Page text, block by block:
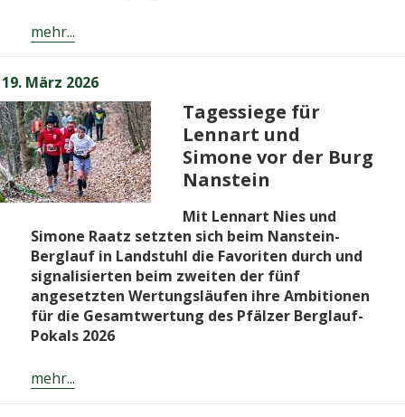
mehr...
Veröffentlicht
am
19. März 2026
Tagessiege für
Lennart und
Simone vor der Burg
Nanstein
Mit Lennart Nies und
Simone Raatz setzten sich beim Nanstein-
Berglauf in Landstuhl die Favoriten durch und
signalisierten beim zweiten der fünf
angesetzten Wertungsläufen ihre Ambitionen
für die Gesamtwertung des Pfälzer Berglauf-
Pokals 2026
mehr...